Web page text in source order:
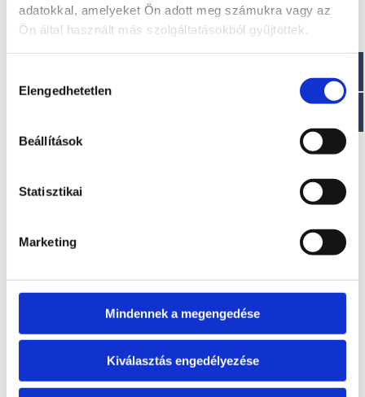
adatokkal, amelyeket Ön adott meg számukra vagy az
Ön által használt más szolgáltatásokból gyűjtöttek.
kiválasztása
Elengedhetetlen
Beállítások
Statisztikai
Marketing
Mindennek a megengedése
Kiválasztás engedélyezése
A modell áráról a
A modell áráról a
letölthető aktuális